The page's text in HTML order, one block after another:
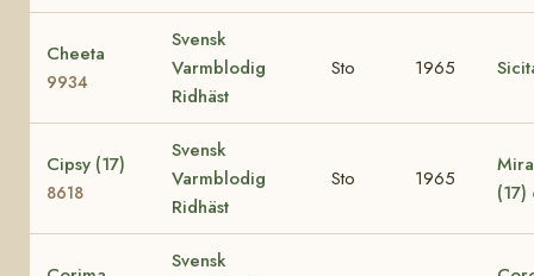
Cheeta
9934
Svensk
Varmblodig
Ridhäst
Sto 1965
Cipsy (17)
8618
Svensk
Varmblodig
Ridhäst
Sto 1965
(17)
Svensk